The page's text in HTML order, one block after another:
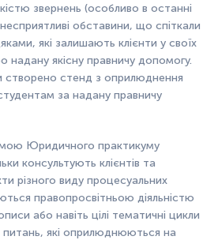
звернень (особливо в останні
обставини, що спіткали
які залишають клієнти у своїх
надану якісну правничу допомогу.
створено стенд з оприлюднення
за надану правничу
Юридичного практикуму
консультують клієнтів та
різного виду процесуальних
правопросвітньою діяльністю
або навіть цілі тематичні цикли
питань, які оприлюднюються на